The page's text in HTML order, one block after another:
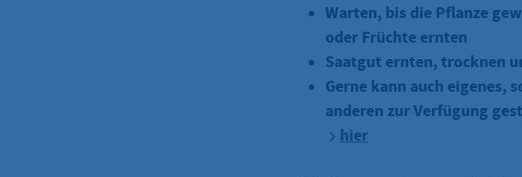
Warten, bis die Pflanze
oder Früchte ernten
Saatgut ernten, trocknen
Gerne kann auch eigenes,
anderen zur Verfügung
hier